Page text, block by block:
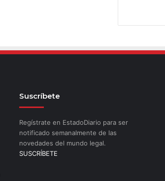
Suscríbete
Regístrate en EstadoDiario para ser
notificado semanalmente de las
novedades del mundo legal.
SUSCRÍBETE